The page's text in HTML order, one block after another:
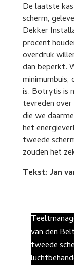
De laatste
scherm,
Dekker
procent
overdruk
dan beperkt.
is. Botrytis is
tevreden
die we
het
tweede
zouden het
Tekst: Jan
van den
tweede